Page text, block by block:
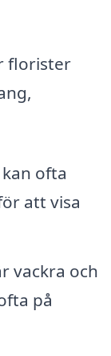
florister
ofta
att visa
vackra och
på